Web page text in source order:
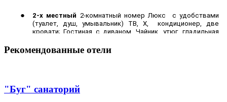
Рекомендованные отели
"Буг" санаторий